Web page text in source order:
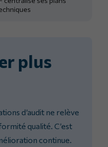
plus
d’audit ne relève
qualité. C’est
continue.